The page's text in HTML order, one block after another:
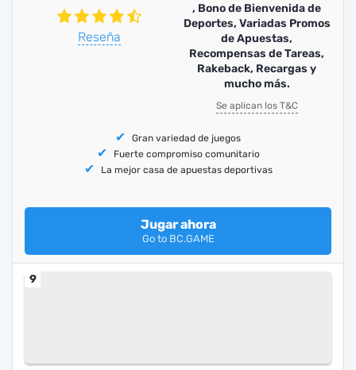
Reseña
, Bono de Bienvenida de
Deportes, Variadas Promos
de Apuestas,
Recompensas de Tareas,
Rakeback, Recargas y
mucho más.
Se aplican los T&C
Gran variedad de juegos
Fuerte compromiso comunitario
La mejor casa de apuestas deportivas
Jugar ahora
Go to BC.GAME
9